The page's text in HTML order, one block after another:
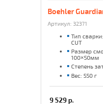
Boehler
Артикул: 32371
Тип
CUT
Размер
100×50мм
Степень
Вес: 550 г
9 529 р.